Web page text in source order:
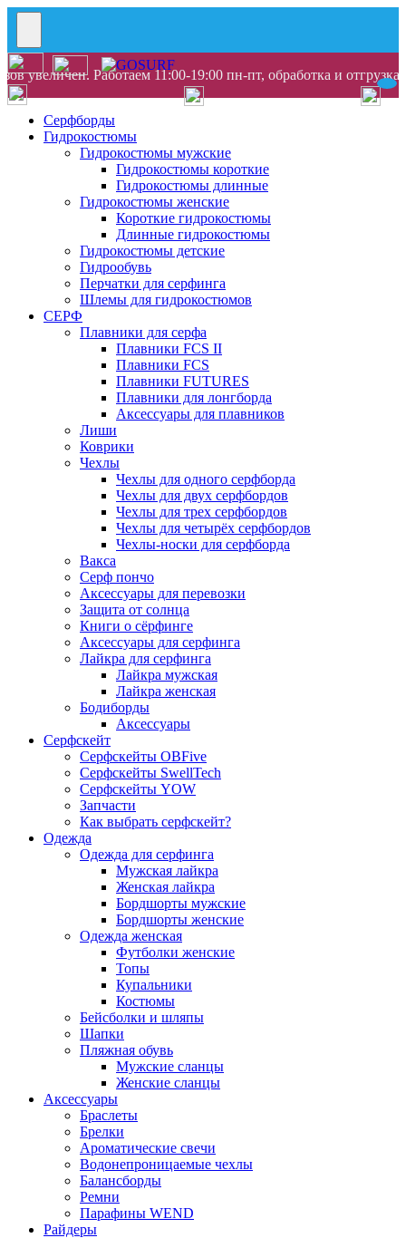
увеличен. Работаем 11:00-19:00 пн-пт, обработка и
Серфборды
Гидрокостюмы
Гидрокостюмы мужские
Гидрокостюмы короткие
Гидрокостюмы длинные
Гидрокостюмы женские
Короткие гидрокостюмы
Длинные гидрокостюмы
Гидрокостюмы детские
Гидрообувь
Перчатки для серфинга
Шлемы для гидрокостюмов
СЕРФ
Плавники для серфа
Плавники FCS II
Плавники FCS
Плавники FUTURES
Плавники для лонгборда
Аксессуары для плавников
Лиши
Коврики
Чехлы
Чехлы для одного серфборда
Чехлы для двух серфбордов
Чехлы для трех серфбордов
Чехлы для четырёх серфбордов
Чехлы-носки для серфборда
Вакса
Серф пончо
Аксессуары для перевозки
Защита от солнца
Книги о сёрфинге
Аксессуары для серфинга
Лайкра для серфинга
Лайкра мужская
Лайкра женская
Бодиборды
Аксессуары
Серфскейт
Серфскейты OBFive
Серфскейты SwellTech
Серфскейты YOW
Запчасти
Как выбрать серфскейт?
Одежда
Одежда для серфинга
Мужская лайкра
Женская лайкра
Бордшорты мужские
Бордшорты женские
Одежда женская
Футболки женские
Топы
Купальники
Костюмы
Бейсболки и шляпы
Шапки
Пляжная обувь
Мужские сланцы
Женские сланцы
Аксессуары
Браслеты
Брелки
Ароматические свечи
Водонепроницаемые чехлы
Балансборды
Ремни
Парафины WEND
Райдеры